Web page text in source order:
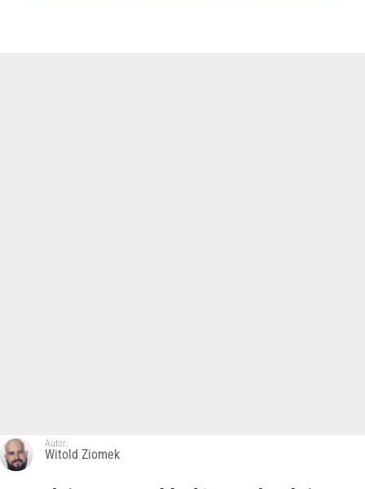
Autor:
Witold Ziomek